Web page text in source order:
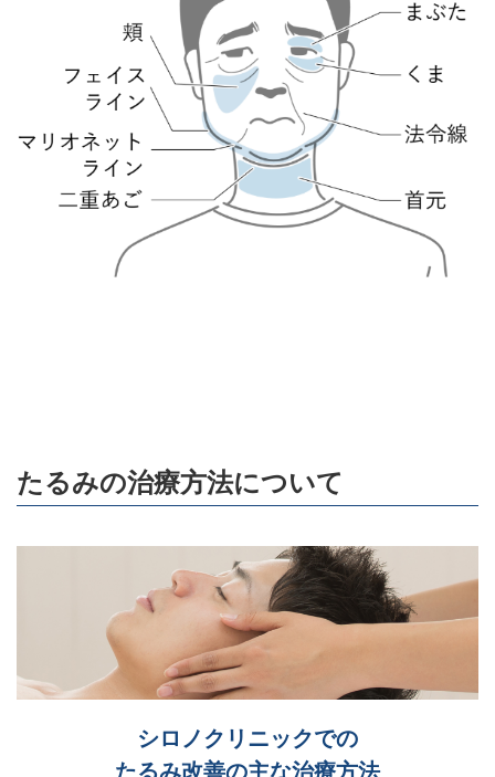
たるみの治療方法について
シロノクリニックでの
たるみ改善の主な治療方法